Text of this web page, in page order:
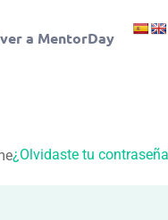
a MentorDay
¿Olvidaste tu